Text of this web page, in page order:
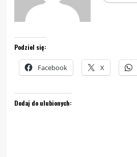
Podziel się:
Facebook X
Dodaj do ulubionych: